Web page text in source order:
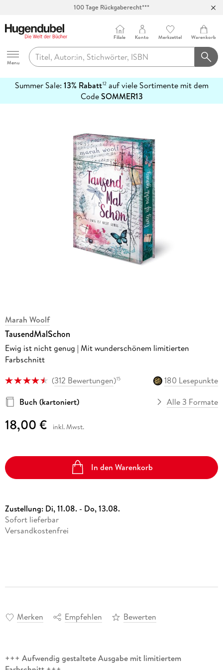
Hugendubel
Menu
Filiale Konto Merkzettel Warenkorb
Summer Sale: 13% Rabatt12auf viele Sortimente mit dem
CodeSOMMER13
erfahren
Marah Woolf
TausendMalSchon
Ewig ist nicht genug | Mit wunderschönem limitierten
Farbschnitt
(312 Bewertungen)15
180 Lesepunkte
Buch (kartoniert)
Alle 3 Formate
18,00 € inkl. Mwst.
In den Warenkorb
Zustellung: Di, 11.08. - Do, 13.08.
Sofort lieferbar
Versandkostenfrei
Merken Empfehlen Bewerten
+++ Aufwendig gestaltete Ausgabe mit limitiertem